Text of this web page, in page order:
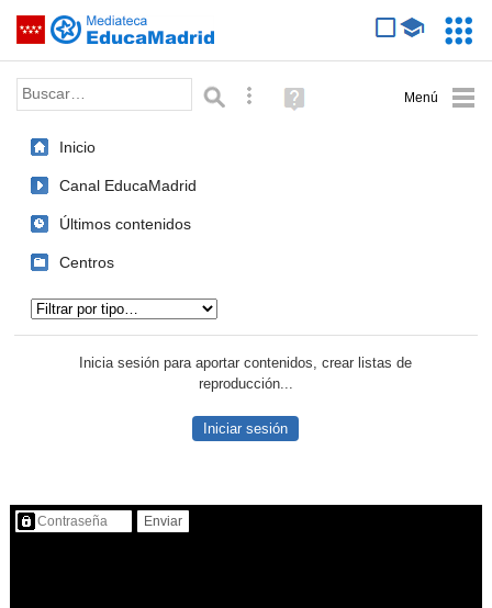
Saltar navegación
Palabra o frase: Búsqueda avanzada
Ayuda
(en
Inicio
Canal EducaMadrid
Últimos contenidos
Centros
Inicia sesión para aportar contenidos, crear listas de
reproducción...
Iniciar sesión
Contenido protegido…